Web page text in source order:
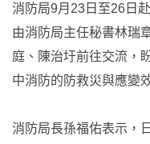
消防局9月23日至26日
由消防局主任秘書林瑞
庭、陳治圩前往交流，
中消防的防救災與應變
消防局長孫福佑表示，